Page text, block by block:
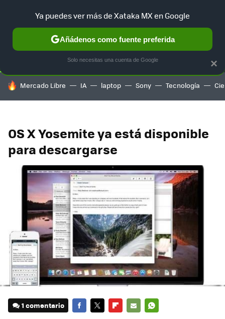
SELECCIÓN GAMING HOME AUTO TERRITORIO
HOY SE HABLA DE
Mercado Libre IA laptop Sony Tecnología
OS X Yosemite ya está disponible
para descargarse
1 comentario
×
Ya puedes ver más de Xataka MX en Google
Añádenos como fuente preferida
Solo necesitas una cuenta de Google